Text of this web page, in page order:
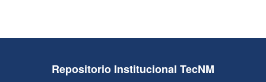
Repositorio Institucional TecNM